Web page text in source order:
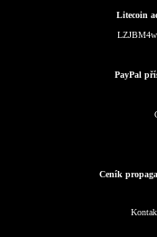
Litecoin
PayPal
Ceník